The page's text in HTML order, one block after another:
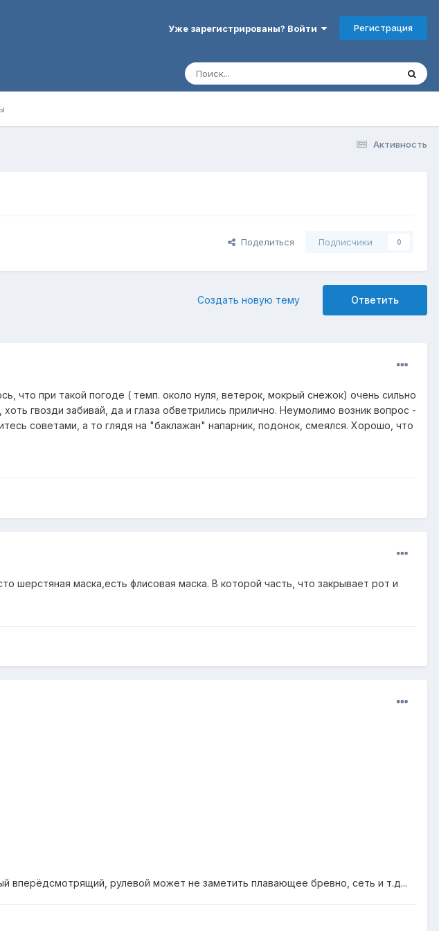
Уже зарегистрированы? Войти Регистрация
Активность
Поделиться Подписчики 0
Ответить
Создать новую тему
что при такой погоде ( темп. около нуля, ветерок, мокрый снежок) очень сильно
гвозди забивай, да и глаза обветрились прилично. Неумолимо возник вопрос -
советами, а то глядя на "баклажан" напарник, подонок, смеялся. Хорошо, что
шерстяная маска,есть флисовая маска. В которой часть, что закрывает рот и
вперёдсмотрящий, рулевой может не заметить плавающее бревно, сеть и т.д...